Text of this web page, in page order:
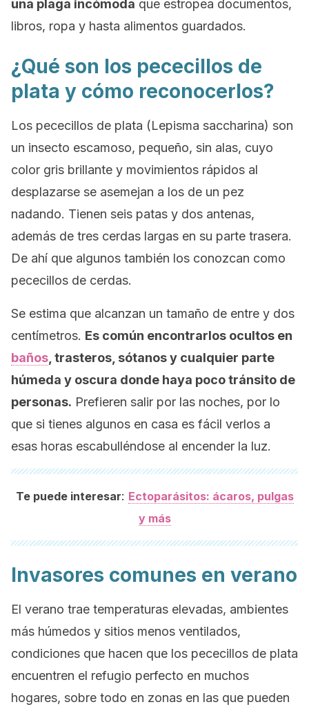
una plaga incómoda que estropea documentos,
libros, ropa y hasta alimentos guardados.
¿Qué son los pececillos de
plata y cómo reconocerlos?
Los pececillos de plata (Lepisma saccharina) son
un insecto escamoso, pequeño, sin alas, cuyo
color gris brillante y movimientos rápidos al
desplazarse se asemejan a los de un pez
nadando. Tienen seis patas y dos antenas,
además de tres cerdas largas en su parte trasera.
De ahí que algunos también los conozcan como
pececillos de cerdas.
Se estima que alcanzan un tamaño de entre y dos
centímetros. Es común encontrarlos ocultos en
baños , trasteros, sótanos y cualquier parte
húmeda y oscura donde haya poco tránsito de
personas. Prefieren salir por las noches, por lo
que si tienes algunos en casa es fácil verlos a
esas horas escabulléndose al encender la luz.
Te puede interesar: Ectoparásitos: ácaros, pulgas
y más
Invasores comunes en verano
El verano trae temperaturas elevadas, ambientes
más húmedos y sitios menos ventilados,
condiciones que hacen que los pececillos de plata
encuentren el refugio perfecto en muchos
hogares, sobre todo en zonas en las que pueden